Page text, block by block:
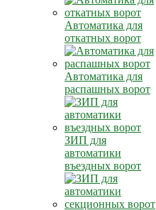
Автоматика для
откатных ворот
Автоматика для
распашных ворот
ЗИП для
автоматики
въездных ворот